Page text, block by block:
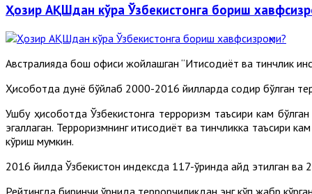
Ҳозир АҚШдан кўра Ўзбекистонга бориш
Австралияда бош офиси жойлашган “Иқтисодиёт ва тинчлик
Ҳисоботда дунё бўйлаб 2000-2016 йилларда содир бўлган
Ушбу ҳисоботда Ўзбекистонга терроризм таъсири кам
эгаллаган. Терроризмнинг иқтисодиёт ва тинчликка таъсири
кўриш мумкин.
2016 йилда Ўзбекистон индексда 117-ўринда қайд этилган ва
Рейтингда биринчи ўрнида террорчиликдан энг кўп жабр